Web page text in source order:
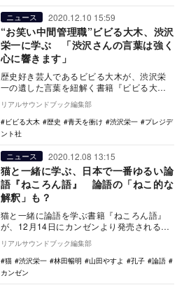
ニュース 2020.12.10 15:59
“お笑い中間管理職”ビビる大木、渋沢
栄一に学ぶ 「渋沢さんの言葉は強く
心に響きます」
歴史好き芸人であるビビる大木が、渋沢栄
一の遺した言葉を紐解く書籍『ビビる大
木、渋沢栄一を語る』が、2020年12月14日
にプレジ…
リアルサウンドブック編集部
ビビる大木
歴史 青天を衝け 渋沢栄一
プレジデ
ント社
ニュース 2020.12.08 13:15
猫と一緒に学ぶ、日本で一番ゆるい論
語『ねころん語』 論語の「ねこ的な
解釈」も？
猫と一緒に論語を学ぶ書籍『ねころん語』
が、12月14日にカンゼンより発売される。
思想家・哲学家である孔子とその弟子た
ちの語…
リアルサウンドブック編集部
猫
渋沢栄一 林田暢明 山田やすよ 孔子
論語
カンゼン